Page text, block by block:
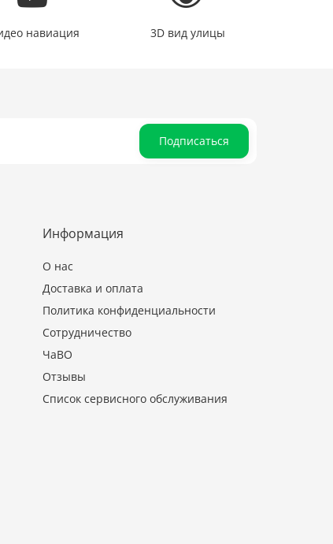
навиация 3D вид улицы
Подписаться
Информация
О нас
Доставка и оплата
Политика конфиденциальности
Сотрудничество
ЧаВО
Отзывы
Список сервисного обслуживания